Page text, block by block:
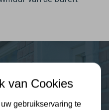
van Cookies
gebruikservaring te